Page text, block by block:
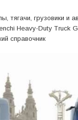
тягачи, грузовики и
Heavy-Duty Truck
справочник